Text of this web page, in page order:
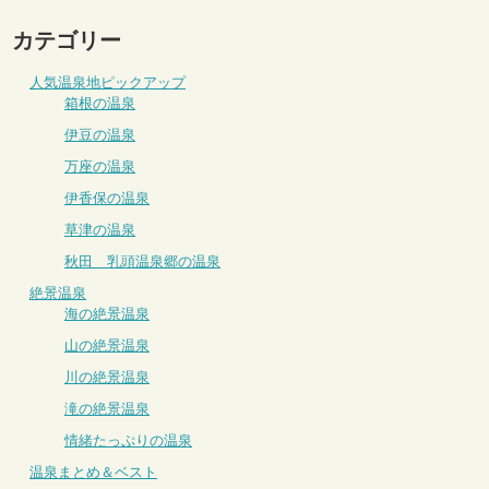
カテゴリー
人気温泉地ピックアップ
箱根の温泉
伊豆の温泉
万座の温泉
伊香保の温泉
草津の温泉
秋田 乳頭温泉郷の温泉
絶景温泉
海の絶景温泉
山の絶景温泉
川の絶景温泉
滝の絶景温泉
情緒たっぷりの温泉
温泉まとめ＆ベスト